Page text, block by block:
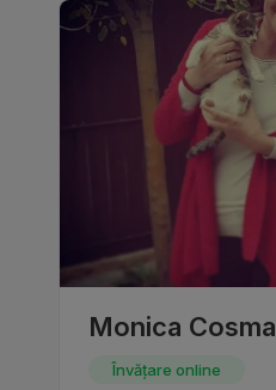
Monica Cosma
Învățare online